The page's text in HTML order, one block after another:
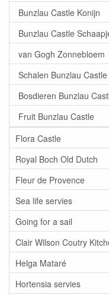
Bunzlau Castle Konijn
Bunzlau Castle
van Gogh Zonnebloem
Schalen Bunzlau Castle
Bosdieren Bunzlau
Fruit Bunzlau Castle
Flora Castle
Royal Boch Old Dutch
Fleur de Provence
Sea life servies
Going for a sail
Clair Wilson Coutry
Helga Mataré
Hortensia servies